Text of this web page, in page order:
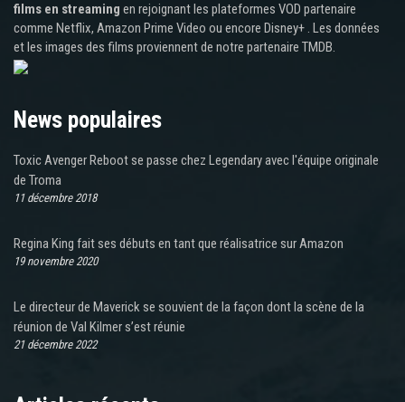
films en streaming en rejoignant les plateformes VOD partenaire
comme Netflix, Amazon Prime Video ou encore Disney+ . Les données
et les images des films proviennent de notre partenaire TMDB.
News populaires
Toxic Avenger Reboot se passe chez Legendary avec l'équipe originale
de Troma
11 décembre 2018
Regina King fait ses débuts en tant que réalisatrice sur Amazon
19 novembre 2020
Le directeur de Maverick se souvient de la façon dont la scène de la
réunion de Val Kilmer s’est réunie
21 décembre 2022